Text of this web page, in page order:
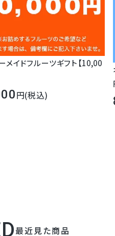
メイドフルーツギフト【10,00
(税込)
最近見た商品